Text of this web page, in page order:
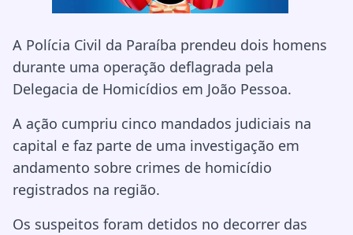
A Polícia Civil da Paraíba prendeu dois homens
durante uma operação deflagrada pela
Delegacia de Homicídios em João Pessoa.
A ação cumpriu cinco mandados judiciais na
capital e faz parte de uma investigação em
andamento sobre crimes de homicídio
registrados na região.
Os suspeitos foram detidos no decorrer das